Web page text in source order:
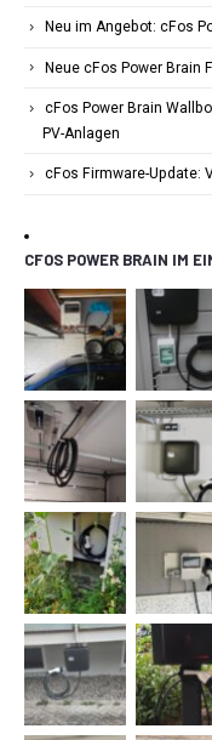
Neu im Angebot: cFos
Neue cFos Power Brain
cFos Power Brain
PV-Anlagen
cFos Firmware-Update:
CFOS POWER BRAIN IM